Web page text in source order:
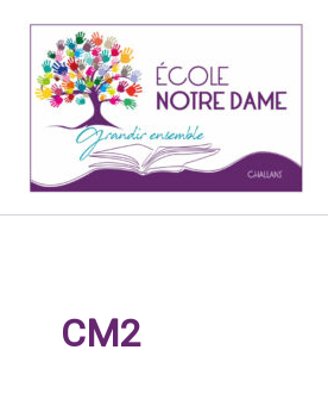
contenu
CM2